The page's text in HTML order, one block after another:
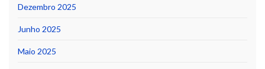
Dezembro 2025
Junho 2025
Maio 2025